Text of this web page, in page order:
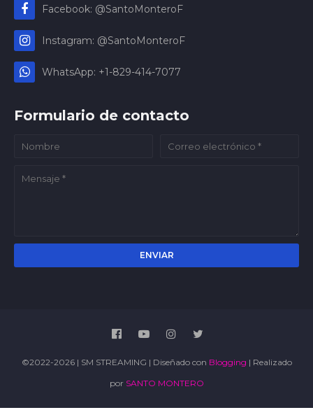
Facebook: @SantoMonteroF
Instagram: @SantoMonteroF
WhatsApp: +1-829-414-7077
Formulario de contacto
©2022-2026 | SM STREAMING | Diseñado con Blogging | Realizado
por SANTO MONTERO